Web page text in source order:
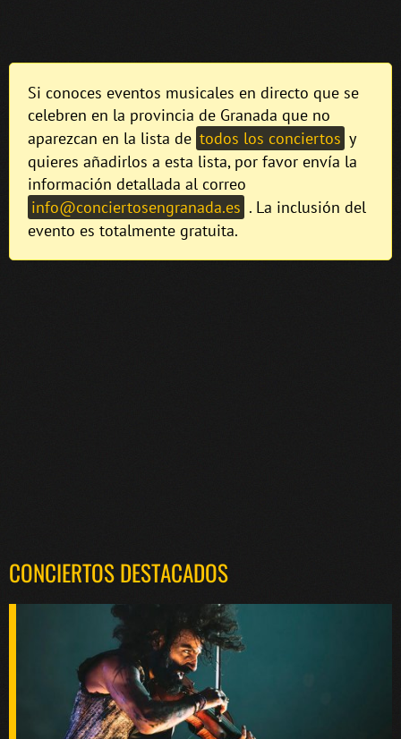
Si conoces eventos musicales en directo que se
celebren en la provincia de Granada que no
aparezcan en la lista de todos los conciertos y
quieres añadirlos a esta lista, por favor envía la
información detallada al correo
info@conciertosengranada.es . La inclusión del
evento es totalmente gratuita.
CONCIERTOS DESTACADOS